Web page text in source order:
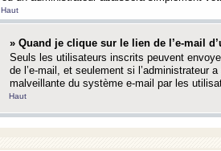
Haut
» Quand je clique sur le lien de l’e-mail
Seuls les utilisateurs inscrits peuvent
de l’e-mail, et seulement si l’administrateur
malveillante du système e-mail par les
Haut